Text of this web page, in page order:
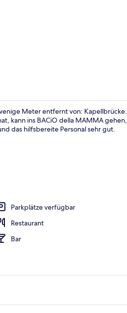
Meter entfernt von:
kann ins BACiO della MAMMA
das hilfsbereite Personal sehr gut.
Parkplätze verfügbar
Restaurant
Bar